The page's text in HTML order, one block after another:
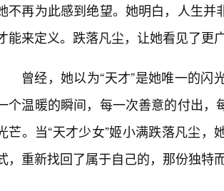
不再为此感到绝望。她明白，人生
能来定义。跌落凡尘，让她看见了更
曾经，她以为“天才”是她唯一的
个温暖的瞬间，每一次善意的付出
芒。当“天才少女”姬小满跌落凡尘
，重新找回了属于自己的，那份独特